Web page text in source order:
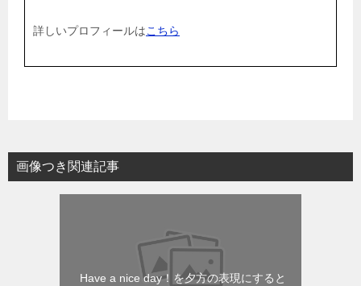
詳しいプロフィールはこちら
画像つき関連記事
Have a nice day！を夕方の表現にすると